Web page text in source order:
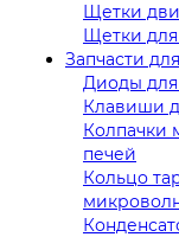
Щетки
Щетки
Запчасти
Диоды
Клавиши
Колпачки
печей
Кольцо